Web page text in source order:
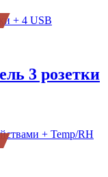
3 розетки